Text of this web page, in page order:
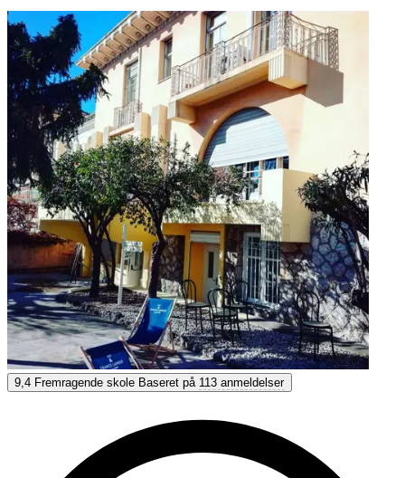
Les ateliers FL Nice
9,4 Fremragende Baseret på 113 anmeldelser
Få personlig rådgivning
9,4 Fremragende skole Baseret på 113 anmeldelser